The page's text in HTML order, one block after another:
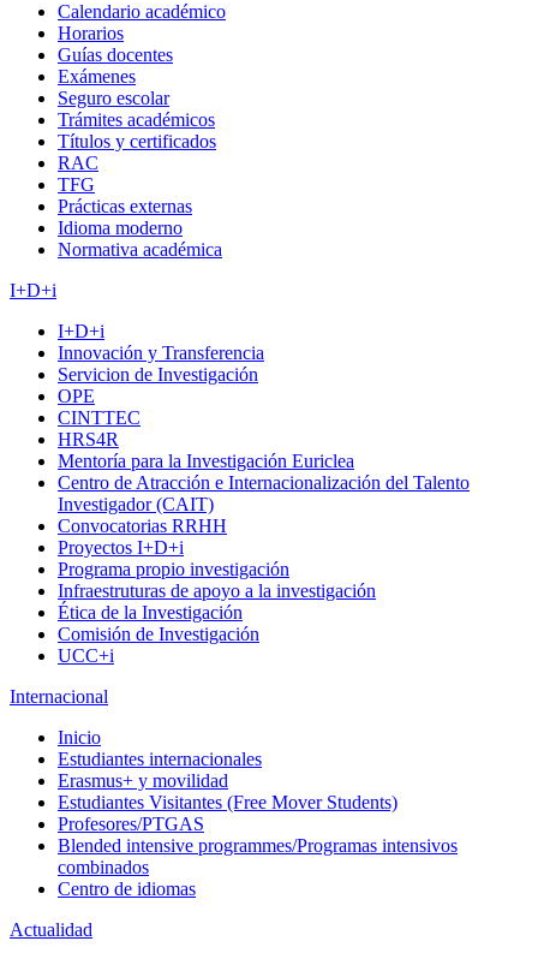
Calendario académico
Horarios
Guías docentes
Exámenes
Seguro escolar
Trámites académicos
Títulos y certificados
RAC
TFG
Prácticas externas
Idioma moderno
Normativa académica
I+D+i
I+D+i
Innovación y Transferencia
Servicion de Investigación
OPE
CINTTEC
HRS4R
Mentoría para la Investigación Euriclea
Centro de Atracción e Internacionalización del Talento
Investigador (CAIT)
Convocatorias RRHH
Proyectos I+D+i
Programa propio investigación
Infraestruturas de apoyo a la investigación
Ética de la Investigación
Comisión de Investigación
UCC+i
Internacional
Inicio
Estudiantes internacionales
Erasmus+ y movilidad
Estudiantes Visitantes (Free Mover Students)
Profesores/PTGAS
Blended intensive programmes/Programas intensivos
combinados
Centro de idiomas
Actualidad